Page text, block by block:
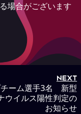
場合がございます
NEXT
チーム選手3名 新型
ウイルス陽性判定の
お知らせ